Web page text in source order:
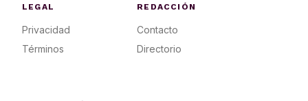
LEGAL
Privacidad
Términos
REDACCIÓN
Contacto
Directorio